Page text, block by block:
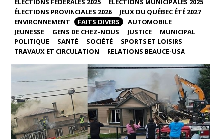
ÉLECTIONS FÉDÉRALES 2025
ÉLECTIONS MUNICIPALES 2025
ÉLECTIONS PROVINCIALES 2026
JEUX DU QUÉBEC ÉTÉ 2027
ENVIRONNEMENT
FAITS DIVERS
AUTOMOBILE
JEUNESSE
GENS DE CHEZ-NOUS JUSTICE
MUNICIPAL
POLITIQUE
SANTÉ SOCIÉTÉ
SPORTS ET LOISIRS
TRAVAUX ET CIRCULATION
RELATIONS BEAUCE-USA